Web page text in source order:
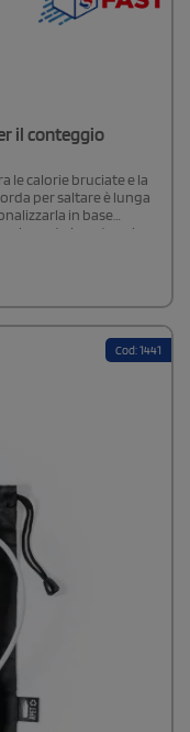
il conteggio
le calorie bruciate e la
per saltare è lunga
in base
ruota in entrambe
e incrociati.
Cod: 1441